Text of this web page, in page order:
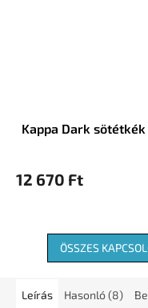
Kappa Dark
12 670 Ft
ÖSSZES
Leírás Hasonló (8)